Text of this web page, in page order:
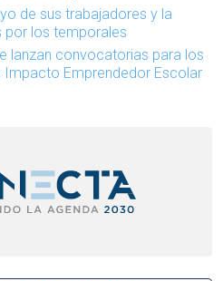
de sus trabajadores y la
los temporales
lanzan convocatorias para los
Emprendedor Escolar